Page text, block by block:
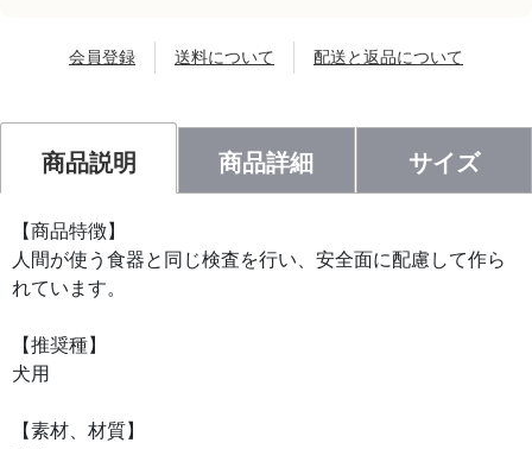
会員登録 送料について 配送と返品について
商品説明 商品詳細 サイズ
【商品特徴】
人間が使う食器と同じ検査を行い、安全面に配慮して作ら
れています。
【推奨種】
犬用
【素材、材質】